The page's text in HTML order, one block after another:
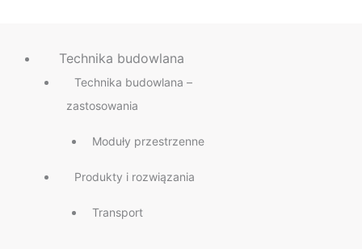
Technika budowlana
Technika budowlana –
zastosowania
Moduły przestrzenne
Produkty i rozwiązania
Transport